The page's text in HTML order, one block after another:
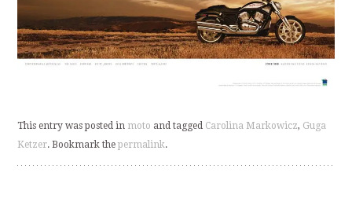
This entry was posted in moto and tagged Carolina Markowicz, Guga
Ketzer. Bookmark thepermalink.